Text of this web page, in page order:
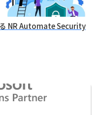
NR Automate Security